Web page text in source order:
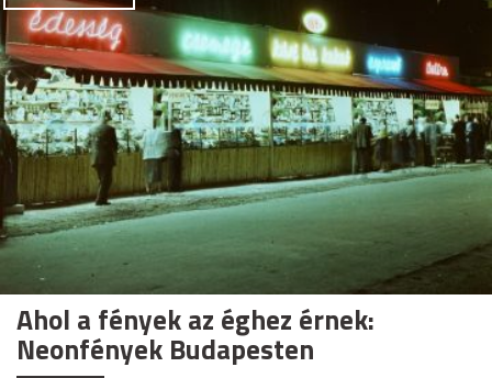
Ahol a fények az éghez érnek:
Neonfények Budapesten